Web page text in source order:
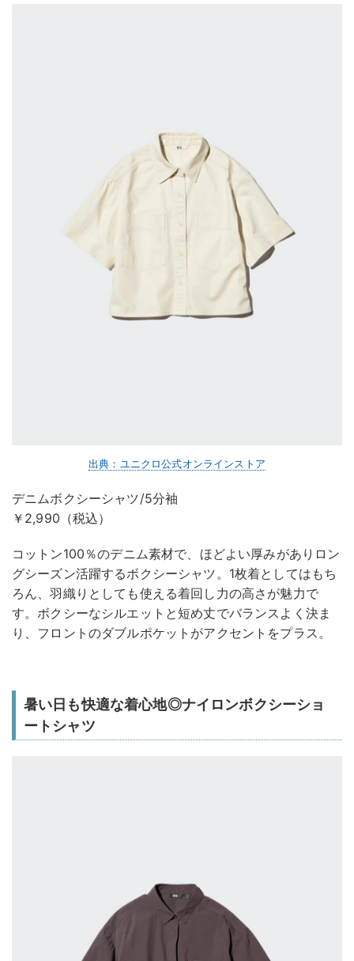
出典：ユニクロ公式オンラインストア
デニムボクシーシャツ/5分袖
￥2,990（税込）
コットン100％のデニム素材で、ほどよい厚みがありロン
グシーズン活躍するボクシーシャツ。1枚着としてはもち
ろん、羽織りとしても使える着回し力の高さが魅力で
す。ボクシーなシルエットと短め丈でバランスよく決ま
り、フロントのダブルポケットがアクセントをプラス。
暑い日も快適な着心地◎ナイロンボクシーショ
ートシャツ